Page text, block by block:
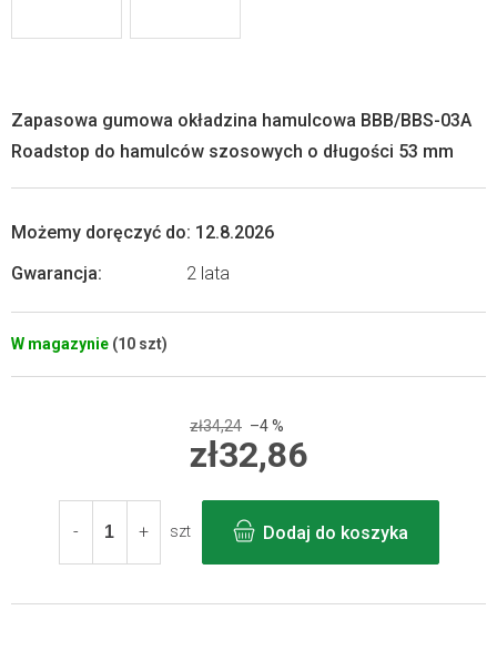
W magazynie (10 szt)
Możemy doręczyć do: 12.8.2026
Gwarancja: 2 lata
Zapasowa gumowa okładzina hamulcowa BBB/BBS-03A
Roadstop do hamulców szosowych o długości 53 mm
zł34,24 –4 %
zł32,86
jednostkowa:
szt
Dodaj do koszyka